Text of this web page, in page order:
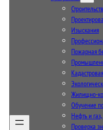
Изыскания
Пожарная
Жилищно-
Обучение
Нефть и
Проверка